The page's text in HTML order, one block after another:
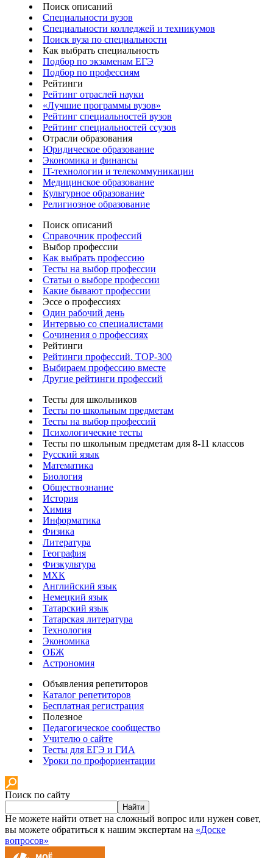
Поиск описаний
Специальности вузов
Специальности колледжей и техникумов
Поиск вуза по специальности
Как выбрать специальность
Подбор по экзаменам ЕГЭ
Подбор по профессиям
Рейтинги
Рейтинг отраслей науки
«Лучшие программы вузов»
Рейтинг специальностей вузов
Рейтинг специальностей ссузов
Отрасли образования
Юридическое образование
Экономика и финансы
IT-технологии и телекоммуникации
Медицинское образование
Культурное образование
Религиозное образование
Поиск описаний
Справочник профессий
Выбор профессии
Как выбрать профессию
Тесты на выбор профессии
Статьи о выборе профессии
Какие бывают профессии
Эссе о профессиях
Один рабочий день
Интервью со специалистами
Сочинения о профессиях
Рейтинги
Рейтинги профессий. TOP-300
Выбираем профессию вместе
Другие рейтинги профессий
Тесты для школьников
Тесты по школьным предметам
Тесты на выбор профессий
Психологические тесты
Тесты по школьным предметам для 8-11 классов
Русский язык
Математика
Биология
Обществознание
История
Химия
Информатика
Физика
Литература
География
Физкультура
МХК
Английский язык
Немецкий язык
Татарский язык
Татарская литература
Технология
Экономика
ОБЖ
Астрономия
Объявления репетиторов
Каталог репетиторов
Бесплатная регистрация
Полезное
Педагогическое сообщество
Учителю о сайте
Тесты для ЕГЭ и ГИА
Уроки по профориентации
Поиск по сайту
Найти
Не можете найти ответ на сложный вопрос или нужен совет,
вы можете обратиться к нашим экспертам на «Доске
вопросов»